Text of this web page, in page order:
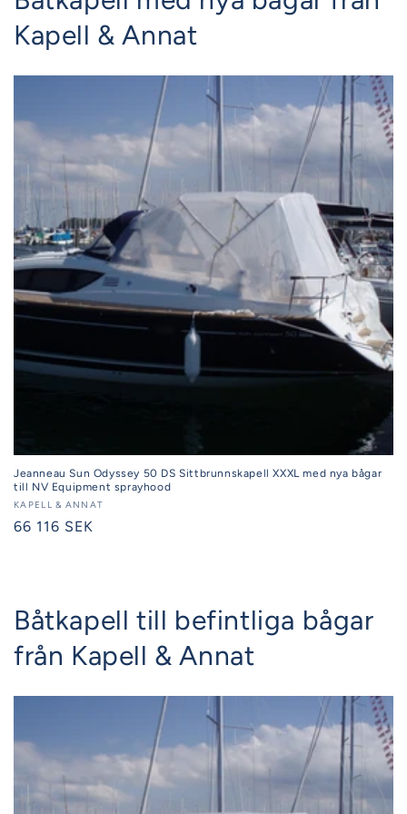
Kapell & Annat
Jeanneau Sun Odyssey 50 DS Sittbrunnskapell XXXL med nya bågar
till NV Equipment sprayhood
Säljare:
KAPELL & ANNAT
Ordinarie
66 116 SEK
Båtkapell till befintliga bågar
från Kapell & Annat